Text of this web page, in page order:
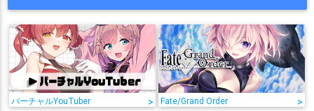
バーチャルYouTuber > Fate/Grand Order >